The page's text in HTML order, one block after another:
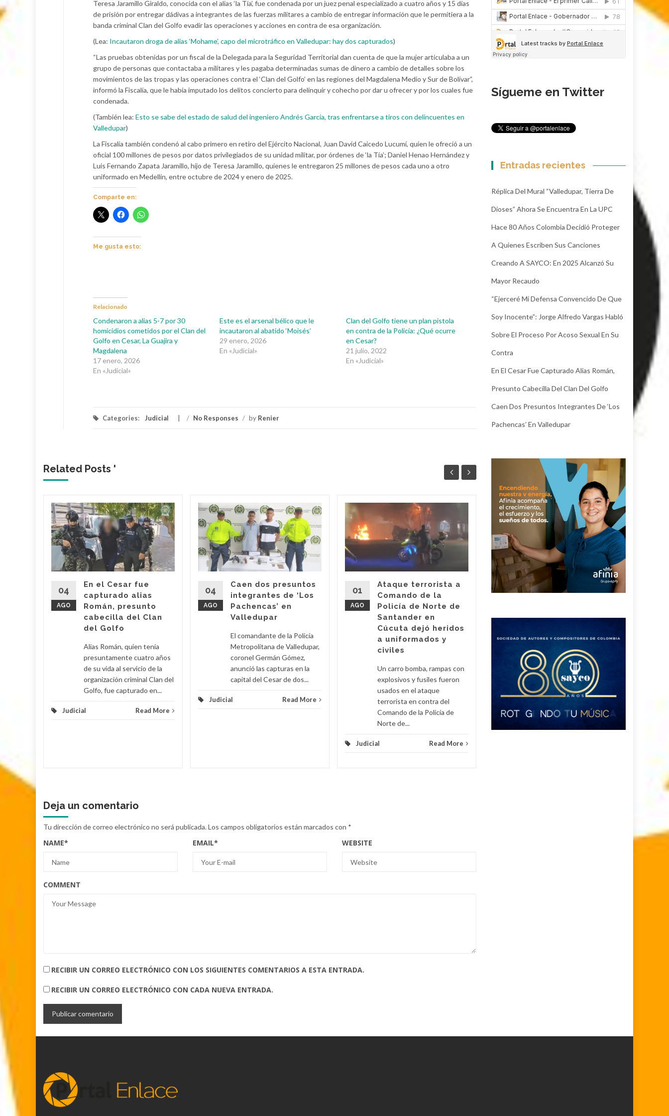
Teresa Jaramillo Giraldo, conocida con el alias ‘la Tía’, fue condenada por un juez penal especializado a cuatro años y 15 días
de prisión por entregar dádivas a integrantes de las fuerzas militares a cambio de entregar información que le permitiera a la
banda criminal Clan del Golfo evadir las operaciones y acciones en contra de esa organización.
(Lea: Incautaron droga de alias ‘Mohame’, capo del microtráfico en Valledupar: hay dos capturados)
“Las pruebas obtenidas por un fiscal de la Delegada para la Seguridad Territorial dan cuenta de que la mujer articulaba a un
grupo de personas que contactaba a militares y les pagaba determinadas sumas de dinero a cambio de detalles sobre los
movimientos de las tropas y las operaciones contra el ‘Clan del Golfo’ en las regiones del Magdalena Medio y Sur de Bolívar”,
informó la Fiscalía, que le había imputado los delitos concierto para delinquir y cohecho por dar u ofrecer y por los cuales fue
condenada.
(También lea: Esto se sabe del estado de salud del ingeniero Andrés García, tras enfrentarse a tiros con delincuentes en
Valledupar)
La Fiscalía también condenó al cabo primero en retiro del Ejército Nacional, Juan David Caicedo Lucumí, quien le ofreció a un
oficial 100 millones de pesos por datos privilegiados de su unidad militar, por órdenes de ‘la Tía’; Daniel Henao Hernández y
Luis Fernando Zapata Jaramillo, hijo de Teresa Jaramillo, quienes le entregaron 25 millones de pesos cada uno a otro
uniformado en Medellín, entre octubre de 2024 y enero de 2025.
Comparte en:
Me gusta esto:
Relacionado
Condenaron a alias 5-7 por 30
homicidios cometidos por el Clan del
Golfo en Cesar, La Guajira y
Magdalena
17 enero, 2026
En «Judicial»
Este es el arsenal bélico que le
incautaron al abatido ‘Moisés’
29 enero, 2026
En «Judicial»
Clan del Golfo tiene un plan pistola
en contra de la Policía: ¿Qué ocurre
en Cesar?
21 julio, 2022
En «Judicial»
Categories: Judicial / No Responses / by Renier
Related Posts '
04
AGO
En el Cesar fue
capturado alias
Román, presunto
cabecilla del Clan
del Golfo
Alias Román, quien tenía
presuntamente cuatro años
de su vida al servicio de la
organización criminal Clan del
Golfo, fue capturado en...
Judicial Read More
04
AGO
Caen dos presuntos
integrantes de ‘Los
Pachencas’ en
Valledupar
El comandante de la Policía
Metropolitana de Valledupar,
coronel Germán Gómez,
anunció las capturas en la
capital del Cesar de dos...
Judicial Read More
01
AGO
Ataque terrorista a
Comando de la
Policía de Norte de
Santander en
Cúcuta dejó heridos
a uniformados y
civiles
Un carro bomba, rampas con
explosivos y fusiles fueron
usados en el ataque
terrorista en contra del
Comando de la Policía de
Norte de...
Judicial Read More
30
JUL
Juez legalizó la
captura de Deimer,
el hombre capturado
por intento de
asesinato de la
empleada de Super
Giros en Valledupar
la captura de Deimer José
Judicial Read More
Deja un comentario
Tu dirección de correo electrónico no será publicada.Los campos obligatorios están marcados con *
NAME* EMAIL* WEBSITE
COMMENT
RECIBIR UN CORREO ELECTRÓNICO CON LOS SIGUIENTES COMENTARIOS A ESTA ENTRADA.
RECIBIR UN CORREO ELECTRÓNICO CON CADA NUEVA ENTRADA.
Sígueme en Twitter
Entradas recientes
Réplica Del Mural “Valledupar, Tierra De
Dioses” Ahora Se Encuentra En La UPC
Hace 80 Años Colombia Decidió Proteger
A Quienes Escriben Sus Canciones
Creando A SAYCO: En 2025 Alcanzó Su
Mayor Recaudo
“Ejerceré Mi Defensa Convencido De Que
Soy Inocente”: Jorge Alfredo Vargas Habló
Sobre El Proceso Por Acoso Sexual En Su
Contra
En El Cesar Fue Capturado Alias Román,
Presunto Cabecilla Del Clan Del Golfo
Caen Dos Presuntos Integrantes De ‘Los
Pachencas’ En Valledupar